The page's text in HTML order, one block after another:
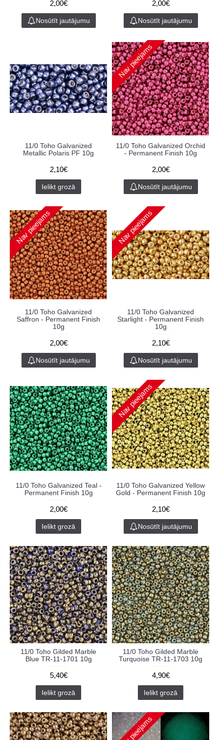
2,00€
Nosūtīt jautājumu
2,00€
Nosūtīt jautājumu
11/0 Toho Galvanized
Metallic Polaris PF 10g
2,10€
Ielikt grozā
Nav pieejams
11/0 Toho Galvanized Orchid
- Permanent Finish 10g
2,00€
Nosūtīt jautājumu
Nav pieejams
11/0 Toho Galvanized
Saffron - Permanent Finish
10g
2,00€
Nosūtīt jautājumu
Nav pieejams
11/0 Toho Galvanized
Starlight - Permanent Finish
10g
2,10€
Nosūtīt jautājumu
11/0 Toho Galvanized Teal -
Permanent Finish 10g
2,00€
Ielikt grozā
Nav pieejams
11/0 Toho Galvanized Yellow
Gold - Permanent Finish 10g
2,10€
Nosūtīt jautājumu
11/0 Toho Gilded Marble
Blue TR-11-1701 10g
5,40€
Ielikt grozā
11/0 Toho Gilded Marble
Turquoise TR-11-1703 10g
4,90€
Ielikt grozā